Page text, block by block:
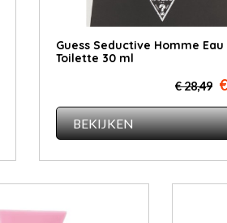
Guess Seductive Homme Eau
Toilette 30 ml
€ 28,49
BEKIJKEN